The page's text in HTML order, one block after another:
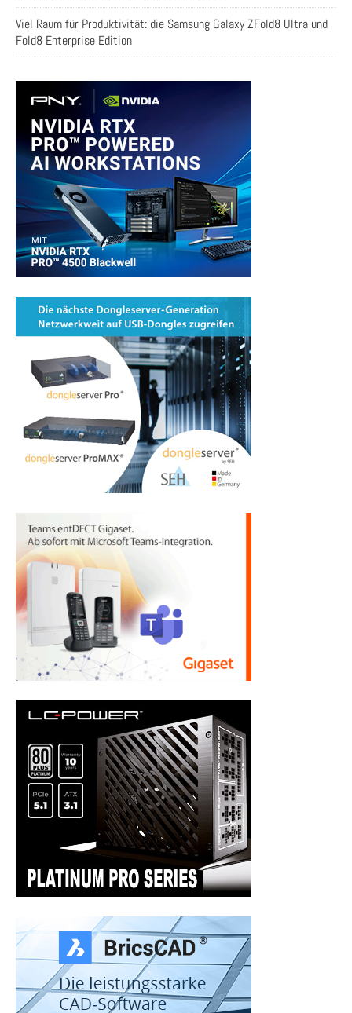
Viel Raum für Produktivität: die Samsung Galaxy ZFold8 Ultra und
Fold8 Enterprise Edition